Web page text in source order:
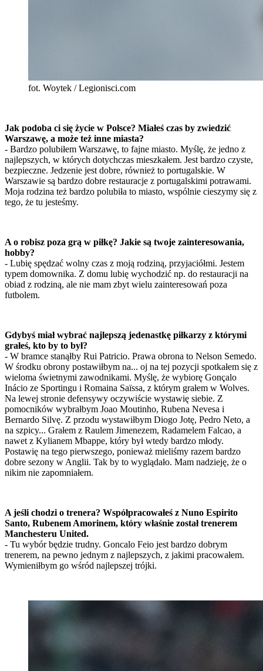
fot. Woytek / Legionisci.com
Jak podoba ci się życie w Polsce? Miałeś czas by zwiedzić
Warszawę, a może też inne miasta?
- Bardzo polubiłem Warszawę, to fajne miasto. Myślę, że jedno z
najlepszych, w których dotychczas mieszkałem. Jest bardzo czyste,
bezpieczne. Jedzenie jest dobre, również to portugalskie. W
Warszawie są bardzo dobre restauracje z portugalskimi potrawami.
Moja rodzina też bardzo polubiła to miasto, wspólnie cieszymy się z
tego, że tu jesteśmy.
A o robisz poza grą w piłkę? Jakie są twoje zainteresowania,
hobby?
- Lubię spędzać wolny czas z moją rodziną, przyjaciółmi. Jestem
typem domownika. Z domu lubię wychodzić np. do restauracji na
obiad z rodziną, ale nie mam zbyt wielu zainteresowań poza
futbolem.
Gdybyś miał wybrać najlepszą jedenastkę piłkarzy z którymi
grałeś, kto by to był?
- W bramce stanąłby Rui Patricio. Prawa obrona to Nelson Semedo.
W środku obrony postawiłbym na... oj na tej pozycji spotkałem się z
wieloma świetnymi zawodnikami. Myślę, że wybiorę Gonçalo
Inácio ze Sportingu i Romaina Saïssa, z którym grałem w Wolves.
Na lewej stronie defensywy oczywiście wystawię siebie. Z
pomocników wybrałbym Joao Moutinho, Rubena Nevesa i
Bernardo Silvę. Z przodu wystawiłbym Diogo Jotę, Pedro Neto, a
na szpicy... Grałem z Raulem Jimenezem, Radamelem Falcao, a
nawet z Kylianem Mbappe, który był wtedy bardzo młody.
Postawię na tego pierwszego, ponieważ mieliśmy razem bardzo
dobre sezony w Anglii. Tak by to wyglądało. Mam nadzieję, że o
nikim nie zapomniałem.
A jeśli chodzi o trenera? Współpracowałeś z Nuno Espirito
Santo, Rubenem Amorinem, który właśnie został trenerem
Manchesteru United.
- Tu wybór będzie trudny. Goncalo Feio jest bardzo dobrym
trenerem, na pewno jednym z najlepszych, z jakimi pracowałem.
Wymieniłbym go wśród najlepszej trójki.